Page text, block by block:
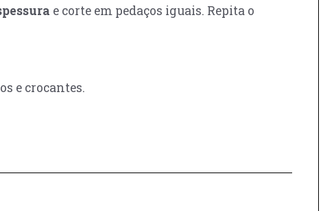
e corte em pedaços iguais. Repita o
e crocantes.